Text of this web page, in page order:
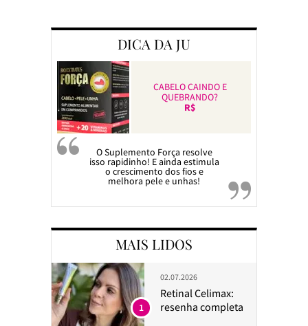
DICA DA JU
CABELO CAINDO E
QUEBRANDO?
R$
O Suplemento Força resolve
isso rapidinho! E ainda estimula
o crescimento dos fios e
melhora pele e unhas!
MAIS LIDOS
02.07.2026
Retinal Celimax:
resenha completa
1